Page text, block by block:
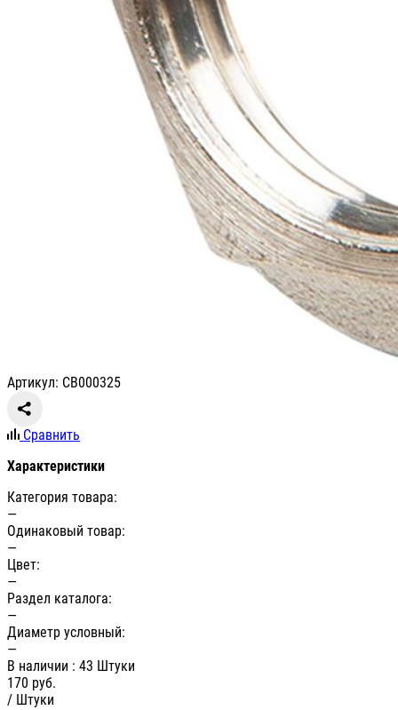
Артикул: СВ000325
Сравнить
Характеристики
Категория товара:
—
Одинаковый товар:
—
Цвет:
—
Раздел каталога:
—
Диаметр условный:
—
В наличии : 43 Штуки
170 руб.
/ Штуки